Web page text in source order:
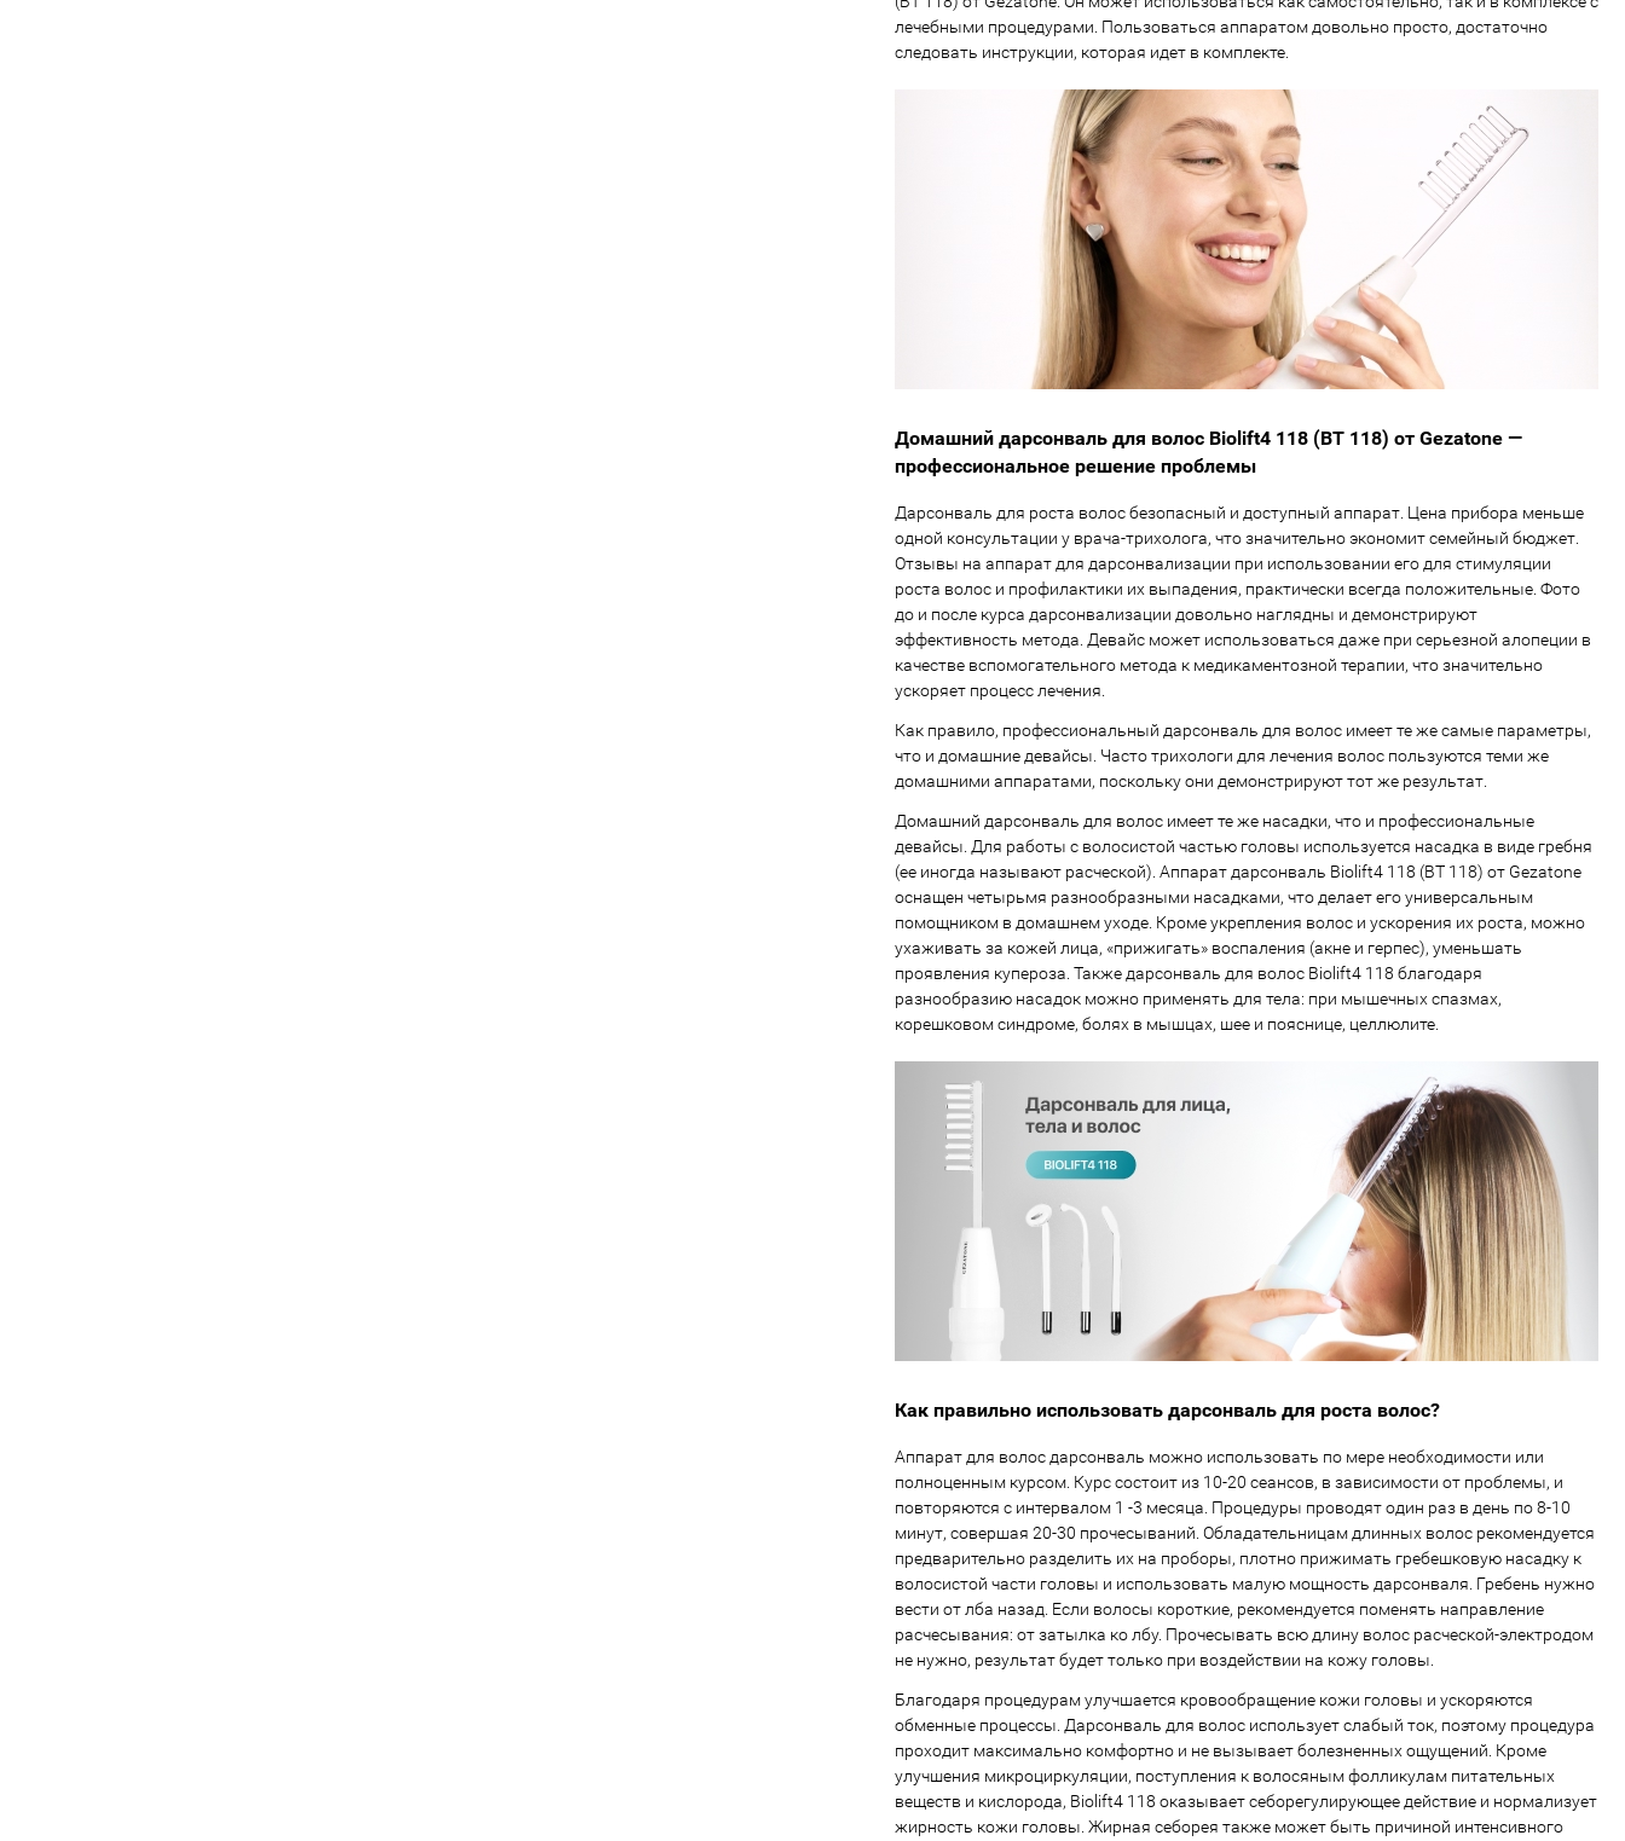
лечебными процедурами. Пользоваться аппаратом довольно просто, достаточно
следовать инструкции, которая идет в комплекте.
Домашний дарсонваль для волос Biolift4 118 (BT 118) от Gezatone —
профессиональное решение проблемы
Дарсонваль для роста волос безопасный и доступный аппарат. Цена прибора меньше
одной консультации у врача-трихолога, что значительно экономит семейный бюджет.
Отзывы на аппарат для дарсонвализации при использовании его для стимуляции
роста волос и профилактики их выпадения, практически всегда положительные. Фото
до и после курса дарсонвализации довольно наглядны и демонстрируют
эффективность метода. Девайс может использоваться даже при серьезной алопеции в
качестве вспомогательного метода к медикаментозной терапии, что значительно
ускоряет процесс лечения.
Как правило, профессиональный дарсонваль для волос имеет те же самые параметры,
что и домашние девайсы. Часто трихологи для лечения волос пользуются теми же
домашними аппаратами, поскольку они демонстрируют тот же результат.
Домашний дарсонваль для волос имеет те же насадки, что и профессиональные
девайсы. Для работы с волосистой частью головы используется насадка в виде гребня
(ее иногда называют расческой). Аппарат дарсонваль Biolift4 118 (BT 118) от Gezatone
оснащен четырьмя разнообразными насадками, что делает его универсальным
помощником в домашнем уходе. Кроме укрепления волос и ускорения их роста, можно
ухаживать за кожей лица, «прижигать» воспаления (акне и герпес), уменьшать
проявления купероза. Также дарсонваль для волос Biolift4 118 благодаря
разнообразию насадок можно применять для тела: при мышечных спазмах,
корешковом синдроме, болях в мышцах, шее и пояснице, целлюлите.
Как правильно использовать дарсонваль для роста волос?
Аппарат для волос дарсонваль можно использовать по мере необходимости или
полноценным курсом. Курс состоит из 10-20 сеансов, в зависимости от проблемы, и
повторяются с интервалом 1 -3 месяца. Процедуры проводят один раз в день по 8-10
минут, совершая 20-30 прочесываний. Обладательницам длинных волос рекомендуется
предварительно разделить их на проборы, плотно прижимать гребешковую насадку к
волосистой части головы и использовать малую мощность дарсонваля. Гребень нужно
вести от лба назад. Если волосы короткие, рекомендуется поменять направление
расчесывания: от затылка ко лбу. Прочесывать всю длину волос расческой-электродом
не нужно, результат будет только при воздействии на кожу головы.
Благодаря процедурам улучшается кровообращение кожи головы и ускоряются
обменные процессы. Дарсонваль для волос использует слабый ток, поэтому процедура
проходит максимально комфортно и не вызывает болезненных ощущений. Кроме
улучшения микроциркуляции, поступления к волосяным фолликулам питательных
веществ и кислорода, Biolift4 118 оказывает себорегулирующее действие и нормализует
жирность кожи головы. Жирная себорея также может быть причиной интенсивного